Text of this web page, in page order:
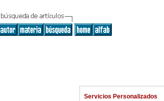
Servicios Personalizados